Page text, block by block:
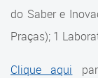
Gerência de
Gerência de
Suporte aos
do Saber e
Praças); 1
Clique aqui